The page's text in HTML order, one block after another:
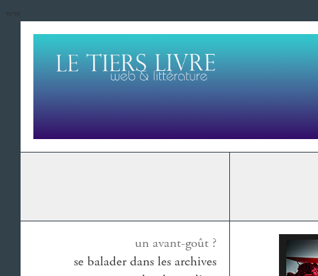
ww
un avant-goût ?
se balader dans les archives